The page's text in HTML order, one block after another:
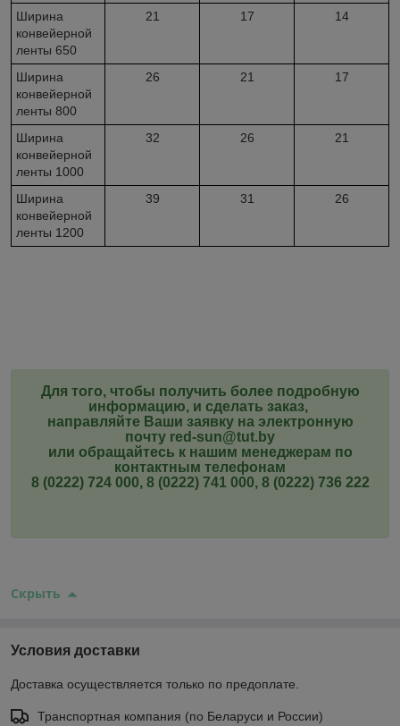
Ширина
конвейерной
ленты 650
21 17 14
Ширина
конвейерной
ленты 800
26 21 17
Ширина
конвейерной
ленты 1000
32 26 21
Ширина
конвейерной
ленты 1200
39 31 26
Для того, чтобы получить более подробную
информацию, и сделать заказ,
направляйте Ваши заявку на электронную
почту red-sun@tut.by
или обращайтесь к нашим менеджерам по
контактным телефонам
8 (0222) 724 000, 8 (0222) 741 000, 8 (0222) 736 222
Скрыть
Условия доставки
Доставка осуществляется только по предоплате.
Транспортная компания (по Беларуси и России)